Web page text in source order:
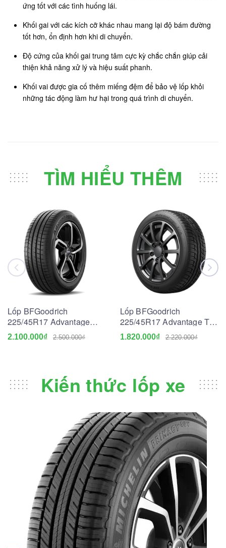
ứng tốt với các tình huống lái.
Khối gai với các kích cỡ khác nhau mang lại độ bám đường
tốt hơn, ổn định hơn khi di chuyển.
Độ cứng của khối gai trung tâm cực kỳ chắc chắn giúp cải
thiện khả năng xử lý và hiệu suất phanh.
Khối vai được gia cố thêm miếng đệm để bảo vệ lốp khỏi
những tác động làm hư hại trong quá trình di chuyển.
TÌM HIỂU THÊM
Lốp BFGoodrich
225/45R17 Advantage
Touring
2.100.000₫ 2.500.000₫
Lốp BFGoodrich
225/45R17 Advantage T/A
Drive Go
1.820.000₫ 2.220.000₫
Kiến thức lốp xe